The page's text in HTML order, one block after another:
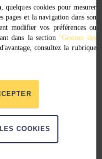
ligne sontà
de Binic,
cookies pour mesurer
pages et la navigation dans son
modifier vos préférences ou
dans la section "Gestion des
consultez la rubrique
COOKIES